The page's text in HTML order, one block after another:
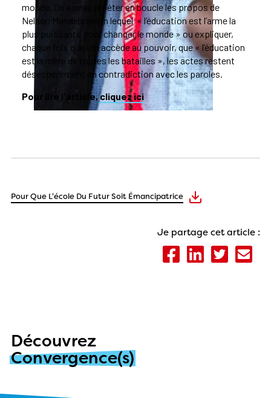
monde. On a beau répéter en boucle les propos de
Nelson Mandela selon lequel « l’éducation est l’arme la
plus puissante pour changer le monde » ou expliquer,
chaque fois que l’on accède au pouvoir, que « l’éducation
est la mère de toutes les batailles », les actes restent
désespérément en contradiction avec les paroles.
Pour lire l'article,cliquez ici
Pour Que L'école Du Futur Soit Émancipatrice
Je partage cet article :
Découvrez
Convergence(s)